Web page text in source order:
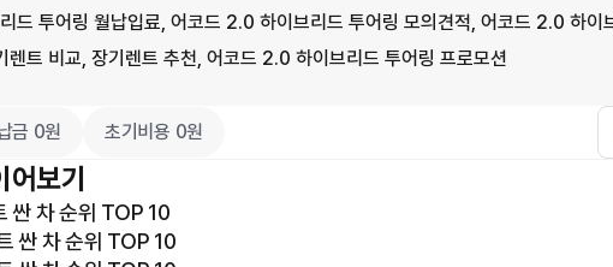
드 투어링 월납입료, 어코드 2.0 하이브리드 투어링 모의견적, 어코드 2.0 하이
렌트 비교, 장기렌트 추천, 어코드 2.0 하이브리드 투어링 프로모션
금 0원 초기비용 0원
보기
싼 차 순위 TOP 10
싼 차 순위 TOP 10